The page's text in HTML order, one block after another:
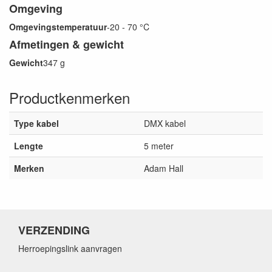
Omgeving
Omgevingstemperatuur-20 - 70 °C
Afmetingen & gewicht
Gewicht347 g
Productkenmerken
Type kabel
DMX kabel
Lengte
5 meter
Merken
Adam Hall
VERZENDING
Herroepingslink aanvragen